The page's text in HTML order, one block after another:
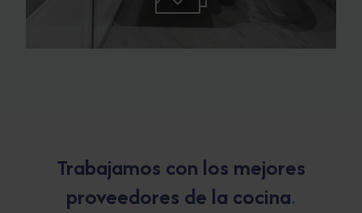
Trabajamos con los mejores
proveedores de la cocina.